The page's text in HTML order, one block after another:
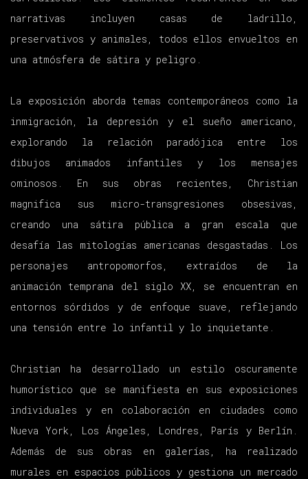
narrativas incluyen casas de ladrillo,
preservativos y animales, todos ellos envueltos en
una atmósfera de sátira y peligro.
La exposición aborda temas contemporáneos como la
inmigración, la depresión y el sueño americano,
explorando la relación paradójica entre los
dibujos animados infantiles y los mensajes
ominosos. En sus obras recientes, Christian
magnifica sus micro-transgresiones obsesivas,
creando una sátira pública a gran escala que
desafía las mitologías americanas desgastadas. Los
personajes antropomorfos, extraídos de la
animación temprana del siglo XX, se encuentran en
entornos sórdidos y de enfoque suave, reflejando
una tensión entre lo infantil y lo inquietante.
Christian ha desarrollado un estilo oscuramente
humorístico que se manifiesta en sus exposiciones
individuales y en colaboración en ciudades como
Nueva York, Los Ángeles, Londres, París y Berlín.
Además de sus obras en galerías, ha realizado
murales en espacios públicos y gestiona un mercado